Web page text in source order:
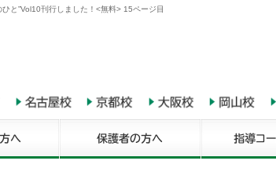
と”Vol10刊行しました！<無料> 15ページ目